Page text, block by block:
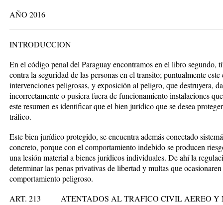
AÑO 2016
INTRODUCCION
En el código penal del Paraguay encontramos en el libro
contra la seguridad de las personas en el transito; puntualmente
intervenciones peligrosas, y exposición al peligro, que destruyera,
incorrectamente o pusiera fuera de funcionamiento instalaciones
este resumen es identificar que el bien jurídico que se desea
tráfico.
Este bien jurídico protegido, se encuentra además conectado
concreto, porque con el comportamiento indebido se producen
una lesión material a bienes jurídicos individuales. De ahí la
determinar las penas privativas de libertad y multas que
comportamiento peligroso.
ART. 213 ATENTADOS AL TRAFICO CIVIL AEREO Y